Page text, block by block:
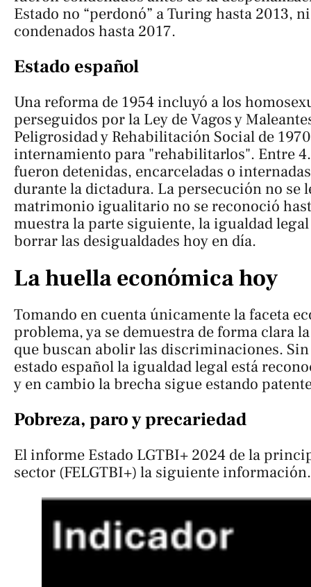
Estado no “perdonó” a Turing hasta 2013,
condenados hasta 2017.
Estado español
Una reforma de 1954 incluyó a los
perseguidos por la Ley de Vagos y
Peligrosidad y Rehabilitación Social de
internamiento para "rehabilitarlos". Entre
fueron detenidas, encarceladas o
durante la dictadura. La persecución no se
matrimonio igualitario no se reconoció
muestra la parte siguiente, la igualdad
borrar las desigualdades hoy en día.
La huella económica hoy
Tomando en cuenta únicamente la faceta
problema, ya se demuestra de forma clara
que buscan abolir las discriminaciones.
estado español la igualdad legal está
y en cambio la brecha sigue estando
Pobreza, paro y precariedad
El informe Estado LGTBI+ 2024 de la
sector (FELGTBI+) la siguiente información.